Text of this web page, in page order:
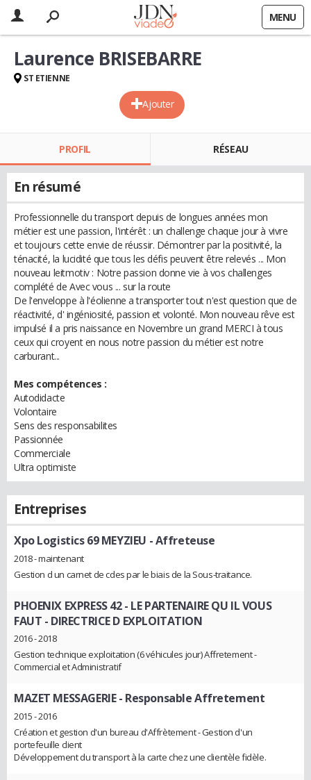
MENU
Ajouter
Laurence BRISEBARRE
ST ETIENNE
PROFIL RÉSEAU
En résumé
Professionnelle du transport depuis de longues années mon
métier est une passion, l'intérêt : un challenge chaque jour à vivre
et toujours cette envie de réussir. Démontrer par la positivité, la
ténacité, la lucidité que tous les défis peuvent être relevés ... Mon
nouveau leitmotiv : Notre passion donne vie à vos challenges
complété de Avec vous ... sur la route
De l'enveloppe à l'éolienne a transporter tout n'est question que de
réactivité, d' ingéniosité, passion et volonté. Mon nouveau rêve est
impulsé il a pris naissance en Novembre un grand MERCI à tous
ceux qui croyent en nous notre passion du métier est notre
carburant...
Mes compétences :
Autodidacte
Volontaire
Sens des responsabilites
Passionnée
Commerciale
Ultra optimiste
Entreprises
Xpo Logistics 69 MEYZIEU - Affreteuse
2018 - maintenant
Gestion d un carnet de cdes par le biais de la Sous-traitance.
PHOENIX EXPRESS 42 - LE PARTENAIRE QU IL VOUS
FAUT - DIRECTRICE D EXPLOITATION
2016 - 2018
Gestion technique exploitation (6 véhicules jour) Affretement -
Commercial et Administratif
MAZET MESSAGERIE- Responsable Affretement
2015 - 2016
Création et gestion d'un bureau d'Affrètement - Gestion d'un
portefeuille client
Développement du transport à la carte chez une clientèle fidèle.